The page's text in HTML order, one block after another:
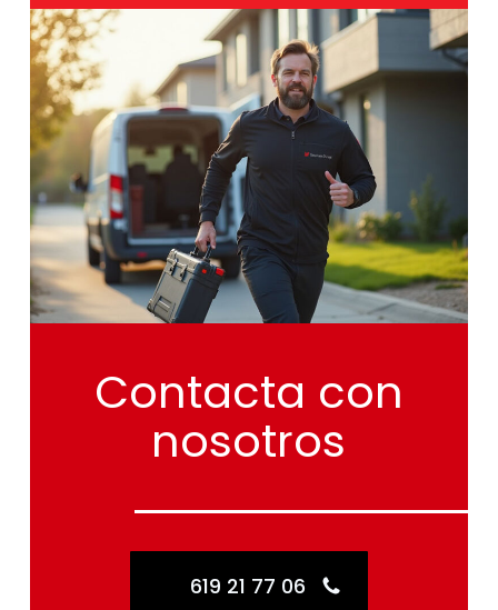
Contacta con
nosotros
619 21 77 06